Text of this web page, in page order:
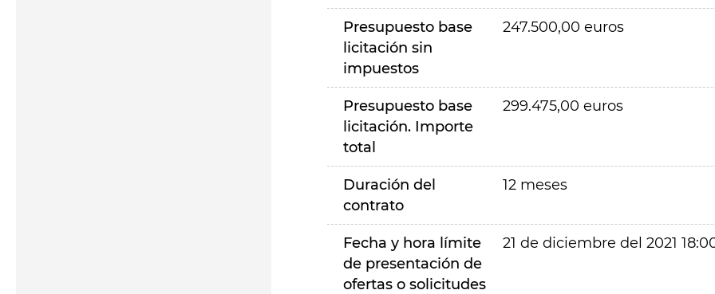
Presupuesto base
licitación sin
impuestos
247.500,00 euros
Presupuesto base
licitación. Importe
total
299.475,00 euros
Duración del
contrato
12 meses
Fecha y hora límite
de presentación de
ofertas o solicitudes
21 de diciembre del 2021